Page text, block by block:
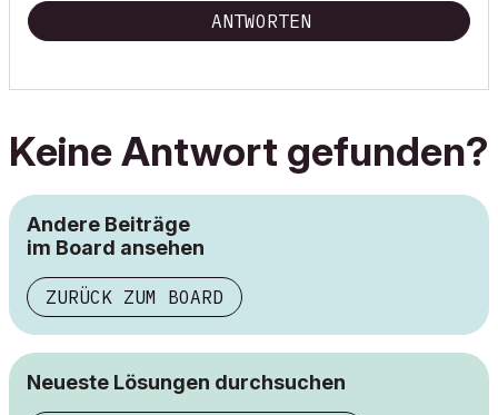
ANTWORTEN
Keine Antwort gefunden?
Andere Beiträge
im Board ansehen
ZURÜCK ZUM BOARD
Neueste Lösungen durchsuchen